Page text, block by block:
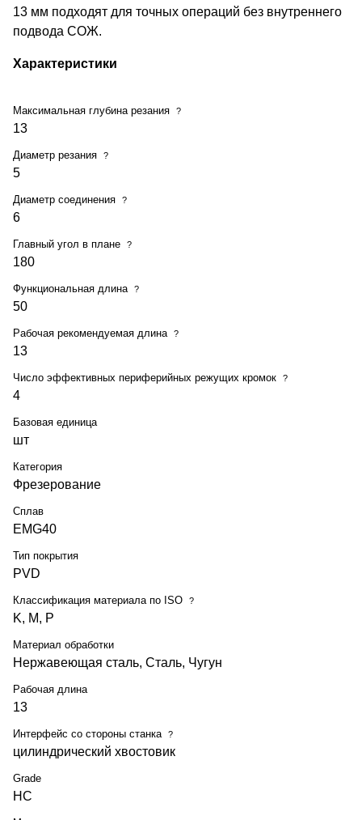
13 мм подходят для точных операций без внутреннего
подвода СОЖ.
Характеристики
Максимальная глубина резания ?
13
Диаметр резания ?
5
Диаметр соединения ?
6
Главный угол в плане ?
180
Функциональная длина ?
50
Рабочая рекомендуемая длина ?
13
Число эффективных периферийных режущих кромок ?
4
Базовая единица
шт
Категория
Фрезерование
Сплав
EMG40
Тип покрытия
PVD
Классификация материала по ISO ?
K, M, P
Материал обработки
Нержавеющая сталь, Сталь, Чугун
Рабочая длина
13
Интерфейс со стороны станка ?
цилиндрический хвостовик
Grade
HC